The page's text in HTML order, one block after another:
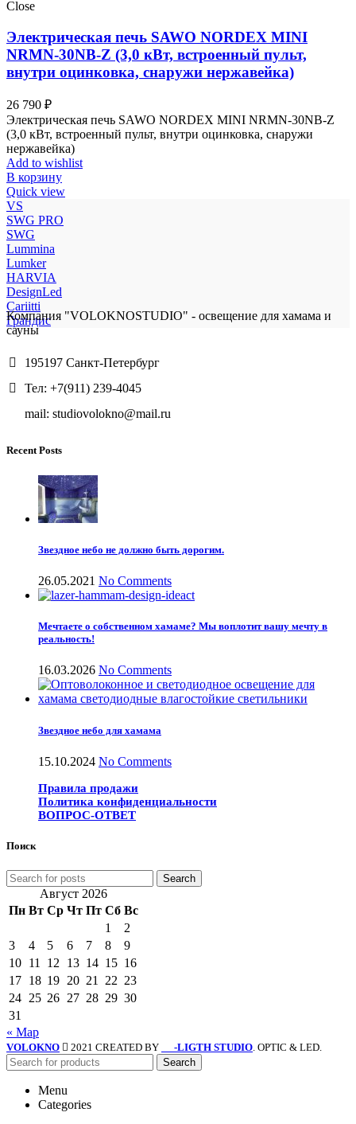
Close
Электрическая печь SAWO NORDEX MINI
NRMN-30NB-Z (3,0 кВт, встроенный пульт,
внутри оцинковка, снаружи нержавейка)
26 790 ₽
Электрическая печь SAWO NORDEX MINI NRMN-30NB-Z
(3,0 кВт, встроенный пульт, внутри оцинковка, снаружи
нержавейка)
Add to wishlist
В корзину
Quick view
VS
SWG PRO
SWG
Lummina
Lumker
HARVIA
DesignLed
Cariitti
Грандис
Компания "VOLOKNOSTUDIO" - освещение для хамама и
сауны
195197 Санкт-Петербург
Тел: +7(911) 239-4045
mail: studiovolokno@mail.ru
Recent Posts
Звездное небо не должно быть дорогим.
26.05.2021 No Comments
Мечтаете о собственном хамаме? Мы воплотит вашу мечту в
реальность!
16.03.2026 No Comments
Звездное небо для хамама
15.10.2024 No Comments
Правила продажи
Политика конфиденциальности
ВОПРОС-ОТВЕТ
Поиск
Search
Август 2026
Пн Вт Ср Чт Пт Сб Вс
1
2
3
4 5 6 7 8
9
10 11 12 13 14 15 16
17 18 19 20 21 22 23
24 25 26 27 28 29 30
31
« Мар
VOLOKNO 2021 CREATED BY -LIGTH STUDIO. OPTIC & LED.
Search
Menu
Categories